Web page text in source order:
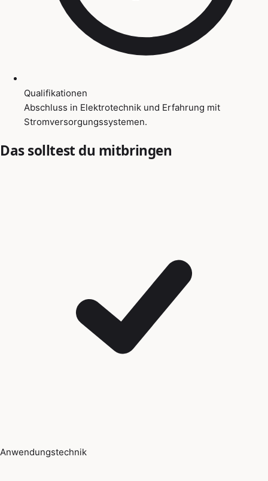
Qualifikationen
Abschluss in Elektrotechnik und Erfahrung mit
Stromversorgungssystemen.
Das solltest du mitbringen
Anwendungstechnik